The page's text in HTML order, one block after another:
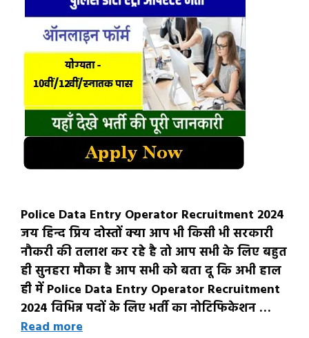
Police Data Entry Operator Recruitment 2024
जय हिन्द प्रिय दोस्तों क्या आप भी किसी भी सरकारी
नौकरी की तलाश कर रहे है तो आप सभी के लिए बहुत
ही सुनहरा मौका है आप सभी को बता दू कि अभी हाल
ही में Police Data Entry Operator Recruitment
2024 विभिन्न पदों के लिए भर्ती का नोटिफिकेशन …
Read more